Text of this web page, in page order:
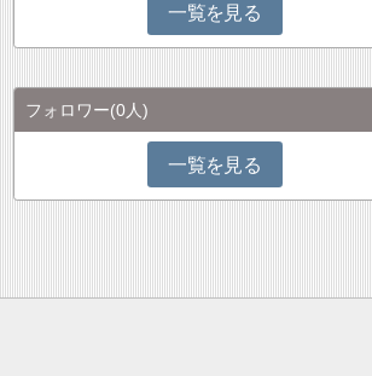
一覧を見る
フォロワー(0人)
一覧を見る